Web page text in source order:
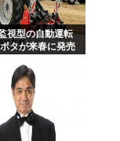
視型の自動運転
タが来春に発売